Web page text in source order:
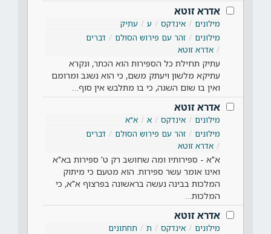
אדרא זוטא
מילונים אינדקס ע
עתיק
מילונים
זהר עם פירוש הסולם
דברים
אדרא זוטא
עתיק תחילת כל הספירות הוא הכתר, ונקרא
עתיקא מלשון ויעתק משם, כי הוא נשגב ומרומם
ואין בו שום השגה, כי בו מתלבש אין סוף…
אדרא זוטא
מילונים אינדקס א
א"א
מילונים
זהר עם פירוש הסולם
דברים
אדרא זוטא
א"א - ספירותיו ומה שחושב רק ט' ספירות בא"א
ואינו אומר עשר ספירות. הוא מטעם כי מיתוק
המלכות בבינה נעשה בראשונה בפרצוף א"א, כי
המלכות…
אדרא זוטא
מילונים אינדקס ת
תחתונים